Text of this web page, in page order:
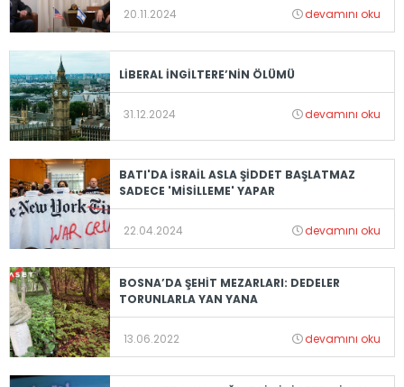
20.11.2024 devamını oku
LİBERAL İNGİLTERE’NİN ÖLÜMÜ
31.12.2024 devamını oku
BATI'DA İSRAİL ASLA ŞİDDET BAŞLATMAZ
SADECE 'MİSİLLEME' YAPAR
22.04.2024 devamını oku
BOSNA’DA ŞEHİT MEZARLARI: DEDELER
TORUNLARLA YAN YANA
13.06.2022 devamını oku